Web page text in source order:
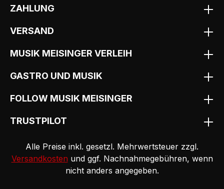
ZAHLUNG
VERSAND
MUSIK MEISINGER VERLEIH
GASTRO UND MUSIK
FOLLOW MUSIK MEISINGER
TRUSTPILOT
Alle Preise inkl. gesetzl. Mehrwertsteuer zzgl.
Versandkosten und ggf. Nachnahmegebühren, wenn
nicht anders angegeben.